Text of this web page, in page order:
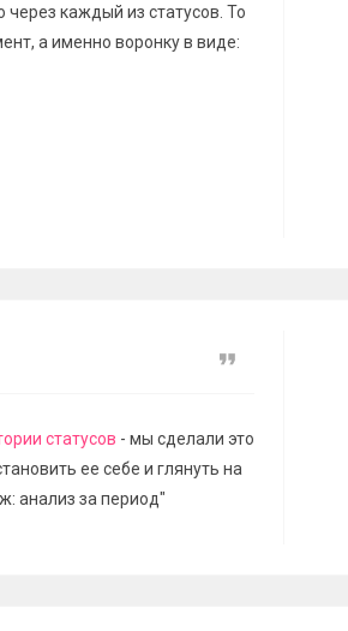
каждый из статусов. То
а именно воронку в виде:
Цитата
статусов - мы сделали это
ее себе и глянуть на
анализ за период"